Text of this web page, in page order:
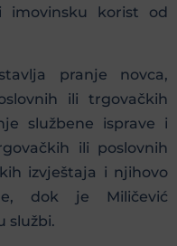
imovinsku korist od
pranje novca,
ili trgovačkih
službene isprave i
ili poslovnih
izvještaja i njihovo
dok je Miličević
službi.